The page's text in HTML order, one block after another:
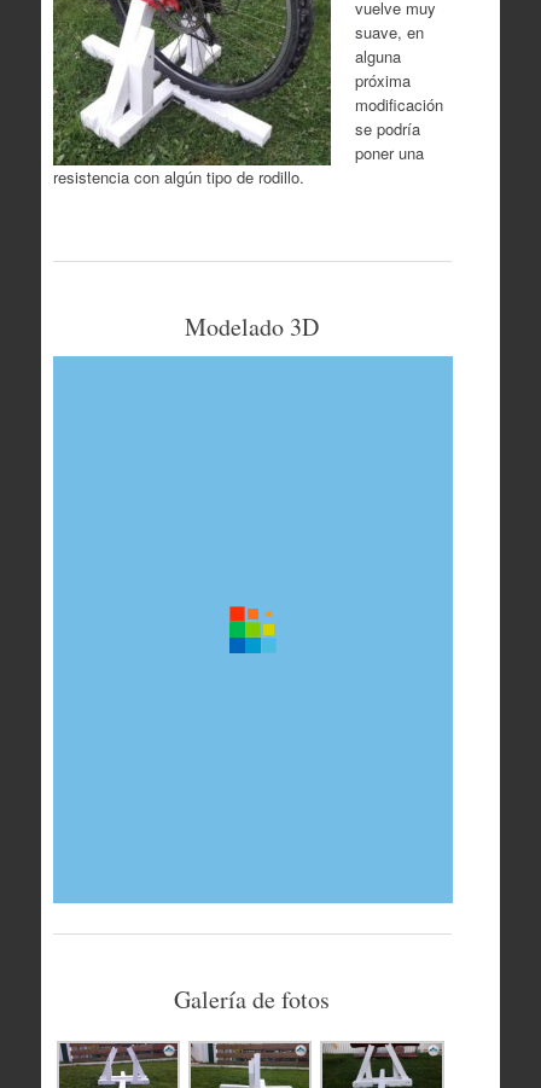
vuelve muy
suave, en
alguna
próxima
modificación
se podría
poner una
resistencia con algún tipo de rodillo.
Modelado 3D
Galería de fotos